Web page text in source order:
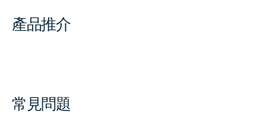
產品推介
常見問題